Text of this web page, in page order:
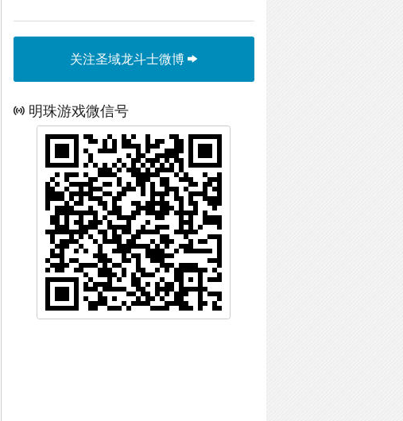
关注圣域龙斗士微博
明珠游戏微信号